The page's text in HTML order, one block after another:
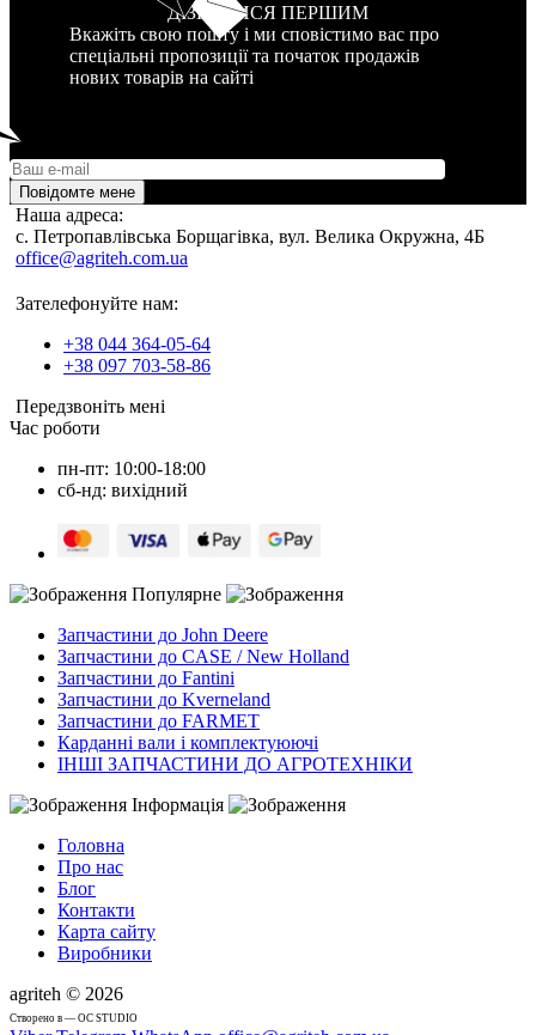
ДІЗНАТИСЯ ПЕРШИМ
Вкажіть свою пошту і ми сповістимо вас про
спеціальні пропозиції та початок продажів
нових товарів на сайті
Повідомте мене
Наша адреса:
c. Петропавлівська Борщагівка, вул. Велика Окружна, 4Б
office@agriteh.com.ua
Зателефонуйте нам:
+38 044 364-05-64
+38 097 703-58-86
Передзвоніть мені
Час роботи
пн-пт: 10:00-18:00
сб-нд: вихідний
Популярне
Запчастини до John Deere
Запчастини до CASE / New Holland
Запчастини до Fantini
Запчастини до Kverneland
Запчастини до FARMET
Карданні вали і комплектуюючі
ІНШІ ЗАПЧАСТИНИ ДО АГРОТЕХНІКИ
Інформація
Головна
Про нас
Блог
Контакти
Карта сайту
Виробники
agriteh © 2026
Cтворено в — OC STUDIO